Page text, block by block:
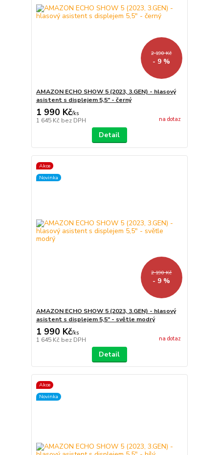
2 190 Kč
- 9 %
AMAZON ECHO SHOW 5 (2023, 3.GEN) - hlasový
asistent s displejem 5,5" - černý
1 990 Kč/ks
1 645 Kč bez DPH na dotaz
Detail
Akce
Novinka
2 190 Kč
- 9 %
AMAZON ECHO SHOW 5 (2023, 3.GEN) - hlasový
asistent s displejem 5,5" - světle modrý
1 990 Kč/ks
1 645 Kč bez DPH na dotaz
Detail
Akce
Novinka